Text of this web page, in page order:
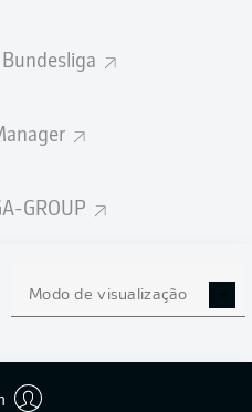
GROUP
Modo de visualização
DA
2025/2026
ÁREAS